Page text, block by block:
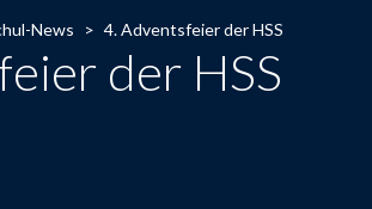
News > 4. Adventsfeier der HSS
der HSS